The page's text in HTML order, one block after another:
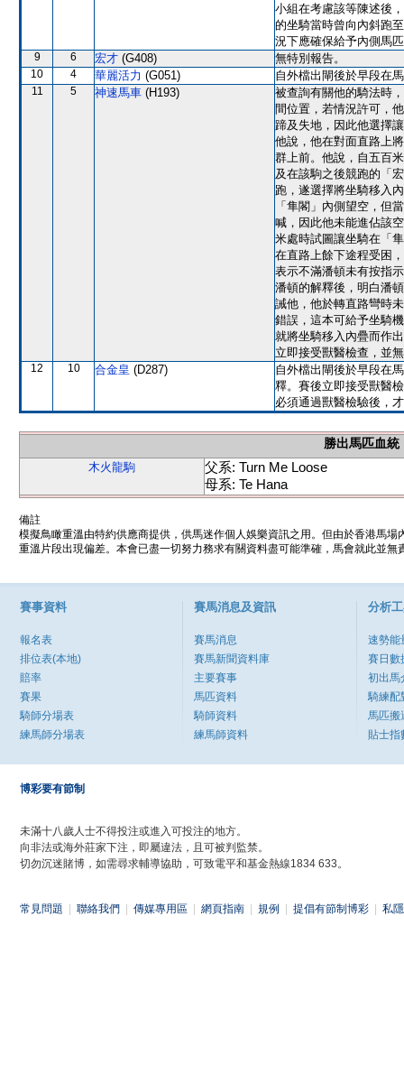
小組在考慮該等陳述後
的坐騎當時曾向內斜跑
況下應確保給予內側馬
9 6 宏才 (G408) 無特別報告。
10 4 華麗活力 (G051) 自外檔出閘後於早段在
11 5 神速馬車 (H193)
被查詢有關他的騎法時
間位置，若情況許可，
蹄及失地，因此他選擇
他說，他在對面直路上
群上前。他說，自五百
及在該駒之後競跑的「
跑，遂選擇將坐騎移入
「隼閣」內側望空，但
喊，因此他未能進佔該
米處時試圖讓坐騎在「
在直路上餘下途程受困
表示不滿潘頓未有按指
潘頓的解釋後，明白潘
誡他，他於轉直路彎時
錯誤，這本可給予坐騎
就將坐騎移入內疊而作
立即接受獸醫檢查，並
12 10 合金皇 (D287)
自外檔出閘後於早段在
釋。賽後立即接受獸醫
必須通過獸醫檢驗後，
勝出馬匹血統
木火龍駒
父系: Turn Me Loose
母系: Te Hana
備註
模擬鳥瞰重溫由特約供應商提供，供馬迷作個人娛樂資訊之用。但由於香港馬
重溫片段出現偏差。本會已盡一切努力務求有關資料盡可能準確，馬會就此並
賽事資料
報名表
排位表(本地)
賠率
賽果
騎師分場表
練馬師分場表
賽馬消息及資訊
賽馬消息
賽馬新聞資料庫
主要賽事
馬匹資料
騎師資料
練馬師資料
分析
速勢能
賽日數
初出馬
騎練配
馬匹搬
貼士指
博彩要有節制
未滿十八歲人士不得投注或進入可投注的地方。
向非法或海外莊家下注，即屬違法，且可被判監禁。
切勿沉迷賭博，如需尋求輔導協助，可致電平和基金熱線1834 633。
常見問題 聯絡我們 傳媒專用區 網頁指南 規例 提倡有節制博彩 私